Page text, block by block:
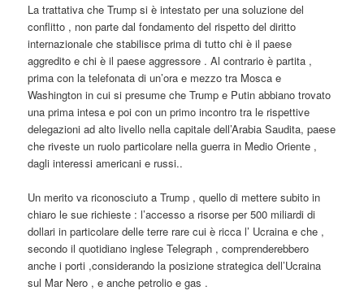
La trattativa che Trump si è intestato per una soluzione del
conflitto , non parte dal fondamento del rispetto del diritto
internazionale che stabilisce prima di tutto chi è il paese
aggredito e chi è il paese aggressore . Al contrario è partita ,
prima con la telefonata di un’ora e mezzo tra Mosca e
Washington in cui si presume che Trump e Putin abbiano trovato
una prima intesa e poi con un primo incontro tra le rispettive
delegazioni ad alto livello nella capitale dell’Arabia Saudita, paese
che riveste un ruolo particolare nella guerra in Medio Oriente ,
dagli interessi americani e russi..
Un merito va riconosciuto a Trump , quello di mettere subito in
chiaro le sue richieste : l’accesso a risorse per 500 miliardi di
dollari in particolare delle terre rare cui è ricca l’ Ucraina e che ,
secondo il quotidiano inglese Telegraph , comprenderebbero
anche i porti ,considerando la posizione strategica dell’Ucraina
sul Mar Nero , e anche petrolio e gas .